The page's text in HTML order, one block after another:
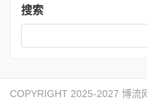
搜索
COPYRIGHT 2025-2027 博流